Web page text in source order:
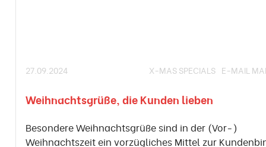
27.09.2024 X-MAS SPECIALS E-MAIL
Weihnachtsgrüße, die Kunden lieben
Besondere Weihnachtsgrüße sind in der (Vor-)
Weihnachtszeit ein vorzügliches Mittel zur